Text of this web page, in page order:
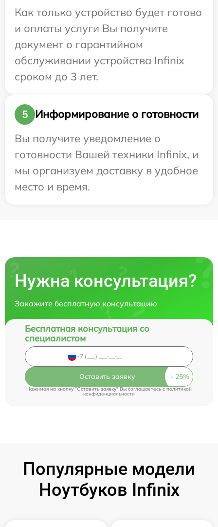
Как только устройство будет готово
и оплаты услуги Вы получите
документ о гарантийном
обслуживании устройства Infinix
сроком до 3 лет.
5
Информирование о готовности
Вы получите уведомление о
готовности Вашей техники Infinix, и
мы организуем доставку в удобное
место и время.
Нужна консультация?
Закажите бесплатную консультацию
Бесплатная консультация со
специалистом
Оставить заявку
Нажимая на кнопку "Оставить заявку" Вы соглашаетесь cполитикой
конфиденциальности
Популярные модели
Ноутбуков Infinix